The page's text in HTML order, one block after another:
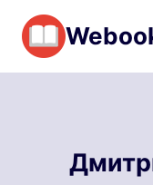
Перейти
содержимому